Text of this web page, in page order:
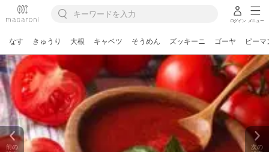
ログイン メニュー
なす きゅうり 大根 キャベツ そうめん ズッキーニ ゴーヤ ピーマ
前の
次の